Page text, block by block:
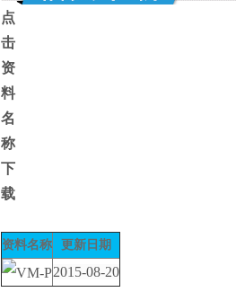
点
击
资
料
名
称
下
载
资料名称 更新日期
VM-P2015-08-20